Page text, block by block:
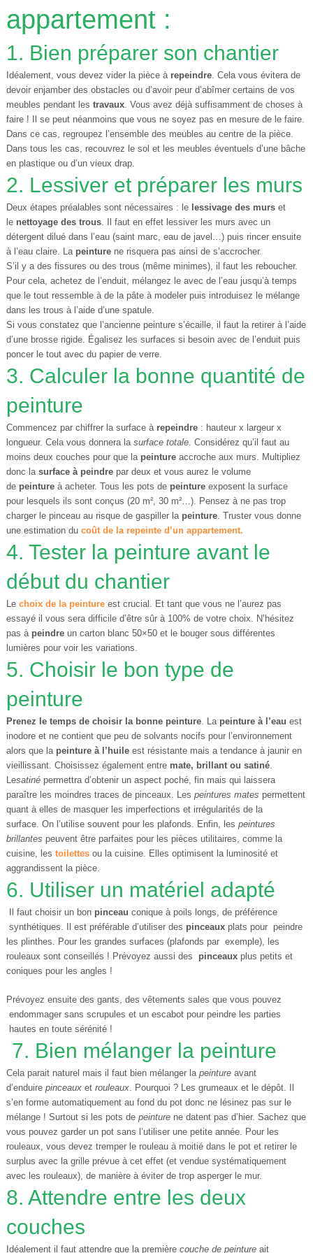
appartement :
1. Bien préparer son chantier
Idéalement, vous devez vider la pièce à repeindre. Cela vous évitera de
devoir enjamber des obstacles ou d’avoir peur d’abîmer certains de vos
meubles pendant les travaux. Vous avez déjà suffisamment de choses à
faire ! Il se peut néanmoins que vous ne soyez pas en mesure de le faire.
Dans ce cas, regroupez l’ensemble des meubles au centre de la pièce.
Dans tous les cas, recouvrez le sol et les meubles éventuels d’une bâche
en plastique ou d’un vieux drap.
2. Lessiver et préparer les murs
Deux étapes préalables sont nécessaires : le lessivage des murs et
le nettoyage des trous. Il faut en effet lessiver les murs avec un
détergent dilué dans l’eau (saint marc, eau de javel…) puis rincer ensuite
à l’eau claire. La peinture ne risquera pas ainsi de s’accrocher.
S’il y a des fissures ou des trous (même minimes), il faut les reboucher.
Pour cela, achetez de l’enduit, mélangez le avec de l’eau jusqu’à temps
que le tout ressemble à de la pâte à modeler puis introduisez le mélange
dans les trous à l’aide d’une spatule.
Si vous constatez que l’ancienne peinture s’écaille, il faut la retirer à l’aide
d’une brosse rigide. Égalisez les surfaces si besoin avec de l’enduit puis
poncer le tout avec du papier de verre.
3. Calculer la bonne quantité de
peinture
Commencez par chiffrer la surface à repeindre : hauteur x largeur x
longueur. Cela vous donnera la surface totale. Considérez qu’il faut au
moins deux couches pour que la peinture accroche aux murs. Multipliez
donc la surface à peindre par deux et vous aurez le volume
de peinture à acheter. Tous les pots de peinture exposent la surface
pour lesquels ils sont conçus (20 m², 30 m²…). Pensez à ne pas trop
charger le pinceau au risque de gaspiller la peinture. Truster vous donne
une estimation du coût de la repeinte d’un appartement.
4. Tester la peinture avant le
début du chantier
Le choix de la peinture est crucial. Et tant que vous ne l’aurez pas
essayé il vous sera difficile d’être sûr à 100% de votre choix. N’hésitez
pas à peindre un carton blanc 50×50 et le bouger sous différentes
lumières pour voir les variations.
5. Choisir le bon type de
peinture
Prenez le temps de choisir la bonne peinture. La peinture à l’eau est
inodore et ne contient que peu de solvants nocifs pour l’environnement
alors que la peinture à l’huile est résistante mais a tendance à jaunir en
vieillissant. Choisissez également entremate, brillant ou satiné.
Lesatiné permettra d’obtenir un aspect poché, fin mais qui laissera
paraître les moindres traces de pinceaux. Les peintures mates permettent
quant à elles de masquer les imperfections et irrégularités de la
surface. On l’utilise souvent pour les plafonds. Enfin, les peintures
brillantes peuvent être parfaites pour les pièces utilitaires, comme la
cuisine, les toilettes ou la cuisine. Elles optimisent la luminosité et
aggrandissent la pièce.
6. Utiliser un matériel adapté
Il faut choisir un bon pinceau conique à poils longs, de préférence
synthétiques. Il est préférable d’utiliser des pinceaux plats pour peindre
les plinthes. Pour les grandes surfaces (plafonds par exemple), les
rouleaux sont conseillés ! Prévoyez aussi des pinceaux plus petits et
coniques pour les angles !
Prévoyez ensuite des gants, des vêtements sales que vous pouvez
endommager sans scrupules et un escabot pour peindre les parties
hautes en toute sérénité !
7. Bien mélanger la peinture
Cela parait naturel mais il faut bien mélanger la peinture avant
d’enduire pinceaux et rouleaux. Pourquoi ? Les grumeaux et le dépôt. Il
s’en forme automatiquement au fond du pot donc ne lésinez pas sur le
mélange ! Surtout si les pots de peinture ne datent pas d’hier. Sachez que
vous pouvez garder un pot sans l’utiliser une petite année. Pour les
rouleaux, vous devez tremper le rouleau à moitié dans le pot et retirer le
surplus avec la grille prévue à cet effet (et vendue systématiquement
avec les rouleaux), de manière à éviter de trop asperger le mur.
8. Attendre entre les deux
couches
Idéalement il faut attendre que la première couche de peinture ait